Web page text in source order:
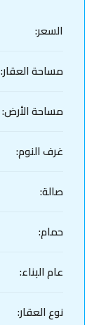
السعر:
مساحة العقار:
مساحة الأرض:
غرف النوم:
صالة:
حمام:
عام البناء:
نوع العقار: